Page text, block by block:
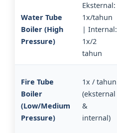
Water Tube
Boiler (High
Pressure)
Eksternal:
1x/tahun
| Internal:
1x/2
tahun
Fire Tube
Boiler
(Low/Medium
Pressure)
1x / tahun
(eksternal
&
internal)